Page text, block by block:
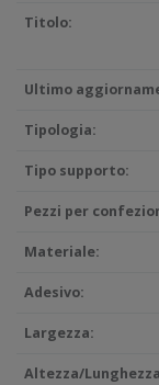
Titolo:
Ultimo
Tipologia:
Tipo supporto:
Pezzi per
Materiale:
Adesivo:
Largezza:
Altezza/